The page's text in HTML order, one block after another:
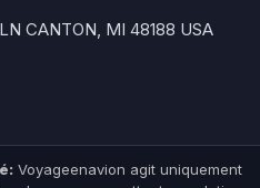
CANTON, MI 48188 USA
Voyageenavion agit uniquement